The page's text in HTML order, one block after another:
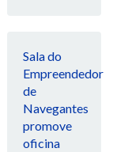
Sala do
Empreendedor
de
Navegantes
promove
oficina